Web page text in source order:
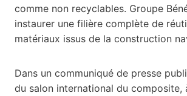
comme non recyclables. Groupe
instaurer une filière complète de
matériaux issus de la construction
Dans un communiqué de presse
du salon international du composite,